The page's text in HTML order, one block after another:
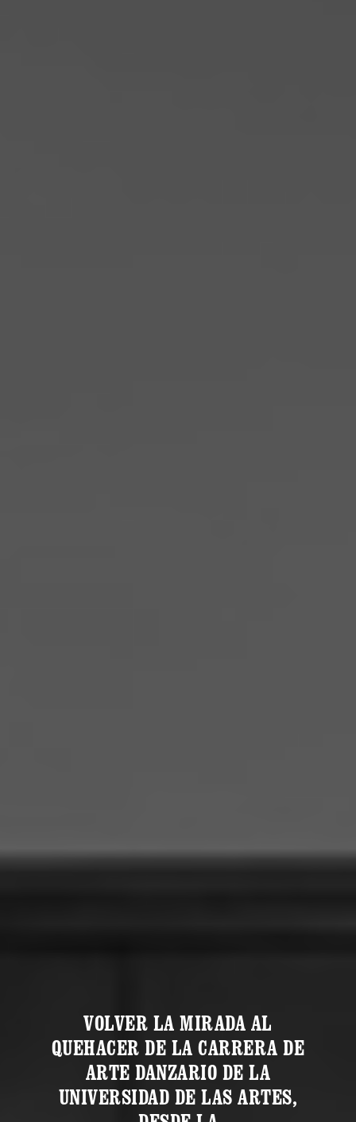
VOLVER LA MIRADA AL
QUEHACER DE LA CARRERA DE
ARTE DANZARIO DE LA
UNIVERSIDAD DE LAS ARTES,